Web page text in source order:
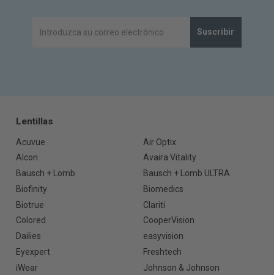
Suscribir
Lentillas
Acuvue
Air Optix
Alcon
Avaira Vitality
Bausch + Lomb
Bausch + Lomb ULTRA
Biofinity
Biomedics
Biotrue
Clariti
Colored
CooperVision
Dailies
easyvision
Eyexpert
Freshtech
iWear
Johnson & Johnson